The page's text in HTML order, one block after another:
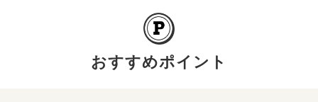
おすすめポイント